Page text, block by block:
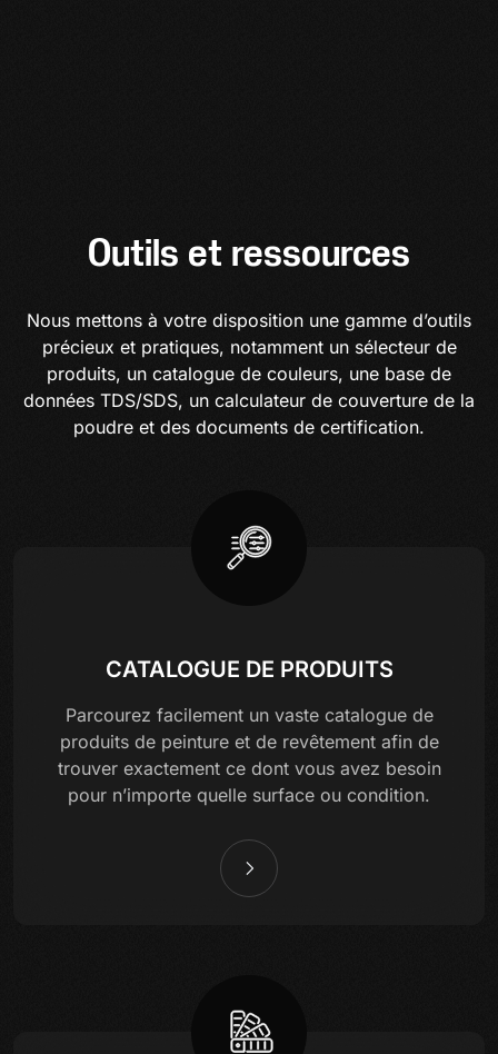
Outils et ressources
Nous mettons à votre disposition une gamme d’outils
précieux et pratiques, notamment un sélecteur de
produits, un catalogue de couleurs, une base de
données TDS/SDS, un calculateur de couverture de la
poudre et des documents de certification.
CATALOGUE DE PRODUITS
Parcourez facilement un vaste catalogue de
produits de peinture et de revêtement afin de
trouver exactement ce dont vous avez besoin
pour n’importe quelle surface ou condition.